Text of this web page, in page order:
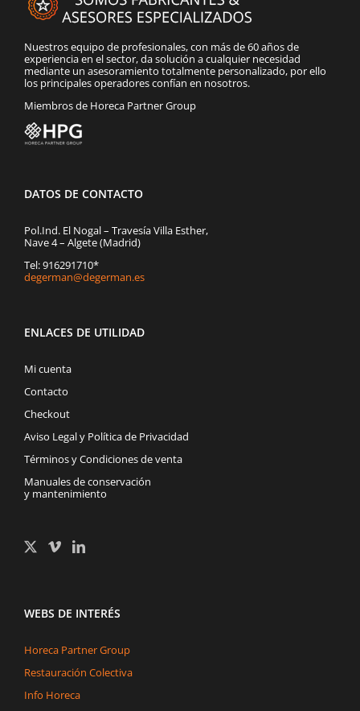
Nuestros equipo de profesionales, con más de 60 años de
experiencia en el sector, da solución a cualquier necesidad
mediante un asesoramiento totalmente personalizado, por ello
los principales operadores confían en nosotros.
Miembros de Horeca Partner Group
DATOS DE CONTACTO
Pol.Ind. El Nogal – Travesía Villa Esther,
Nave 4 – Algete (Madrid)
Tel: 916291710*
degerman@degerman.es
ENLACES DE UTILIDAD
Mi cuenta
Contacto
Checkout
Aviso Legal y Política de Privacidad
Términos y Condiciones de venta
Manuales de conservación
y mantenimiento
WEBS DE INTERÉS
Horeca Partner Group
Restauración Colectiva
Info Horeca